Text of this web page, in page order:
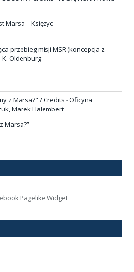
Marsa – Księżyc
Marsa?”